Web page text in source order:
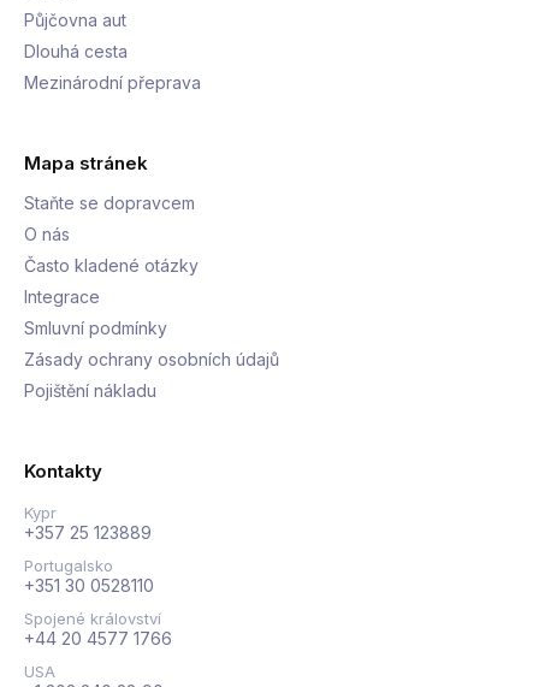
Půjčovna aut
Dlouhá cesta
Mezinárodní přeprava
Mapa stránek
Staňte se dopravcem
O nás
Často kladené otázky
Integrace
Smluvní podmínky
Zásady ochrany osobních údajů
Pojištění nákladu
Kontakty
Kypr
+357 25 123889
Portugalsko
+351 30 0528110
Spojené království
+44 20 4577 1766
USA